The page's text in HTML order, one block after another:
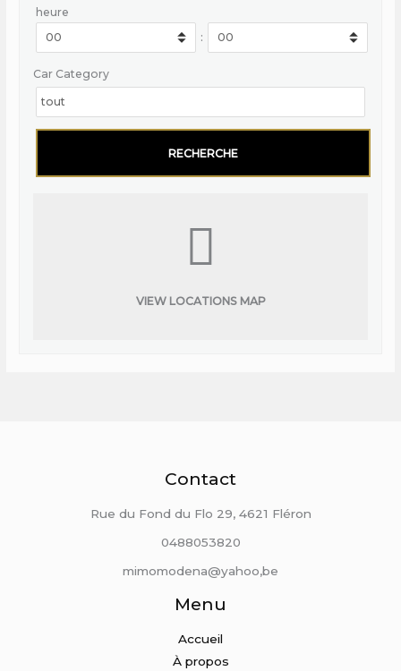
heure
:
Car Category
VIEW LOCATIONS MAP
Contact
Rue du Fond du Flo 29, 4621 Fléron
0488053820
mimomodena@yahoo,be
Menu
Accueil
À propos